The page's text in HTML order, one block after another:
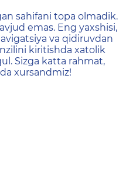
не
sahifani topa olmadik.
emas. Eng yaxshisi,
va qidiruvdan
kiritishda xatolik
Sizga katta rahmat,
xursandmiz!